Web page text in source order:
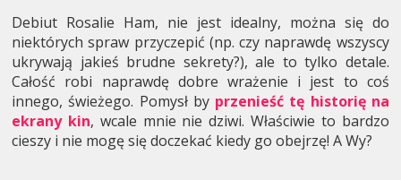
Debiut Rosalie Ham, nie jest idealny, można się do
niektórych spraw przyczepić (np. czy naprawdę wszyscy
ukrywają jakieś brudne sekrety?), ale to tylko detale.
Całość robi naprawdę dobre wrażenie i jest to coś
innego, świeżego. Pomysł by przenieść tę historię na
ekrany kin, wcale mnie nie dziwi. Właściwie to bardzo
cieszy i nie mogę się doczekać kiedy go obejrzę! A Wy?